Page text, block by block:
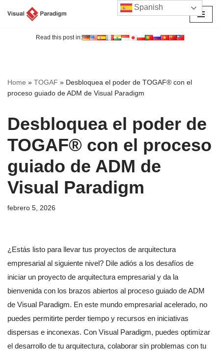
Read this post in:
Home » TOGAF » Desbloquea el poder de TOGAF® con el
proceso guiado de ADM de Visual Paradigm
Desbloquea el poder de
TOGAF® con el proceso
guiado de ADM de
Visual Paradigm
febrero 5, 2026
¿Estás listo para llevar tus proyectos de arquitectura
empresarial al siguiente nivel? Dile adiós a los desafíos de
iniciar un proyecto de arquitectura empresarial y da la
bienvenida con los brazos abiertos al proceso guiado de ADM
de Visual Paradigm. En este mundo empresarial acelerado, no
puedes permitirte perder tiempo y recursos en iniciativas
dispersas e inconexas. Con Visual Paradigm, puedes optimizar
el desarrollo de tu arquitectura, colaborar sin problemas con tu
Spanish